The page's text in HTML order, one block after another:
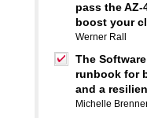
pass the
boost your
Werner Rall
The
runbook for
and a
Michelle